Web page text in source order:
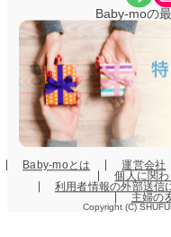
Baby-moの
Baby-moとは 運営会社
個人に関
利用者情報の外部送信
主婦の
Copyright (C)